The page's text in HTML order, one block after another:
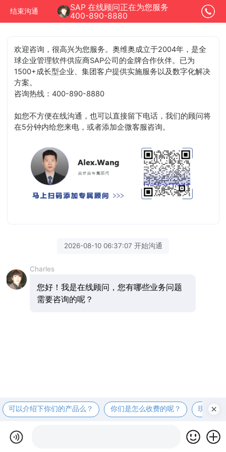
结束沟通
SAP 在线顾问正在为您服务
400-890-8880
欢迎咨询，很高兴为您服务。奥维奥成立于2004年，是全
球企业管理软件供应商SAP公司的金牌合作伙伴。已为
1500+成长型企业、集团客户提供实施服务以及数字化解决
方案。
咨询热线：400-890-8880
如您不方便在线沟通，也可以直接留下电话，我们的顾问将
在5分钟内给您来电，或者添加企微客服咨询。
2026-08-10 06:37:07 开始沟通
Charles
您好！我是在线顾问，您有哪些业务问题
需要咨询的呢？
可以介绍下你们的产品么？ 你们是怎么收费的呢？ 现在有